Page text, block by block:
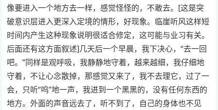
像要进入一个地方去一样，感觉怪怪的，不敢去。[这是突
破意识层进入更深入定境的情形，好现象。临崖听风这样短
时间内产生这种现象说明很适合修定，这可能与业习有关。
后面还有这方面叙述]几天后一个早晨，我下决心，“去一回
吧。”同样是观呼吸，我静静地守着，越来越细，我仔细地
守着，不让心念散掉，那感觉又来了，我不去理它，过了一
会，只听“呜”地一声，我进到一个黑黑的，没有任何东西的
地方。外面的声音远去了，听不到了，自己的身体也不见